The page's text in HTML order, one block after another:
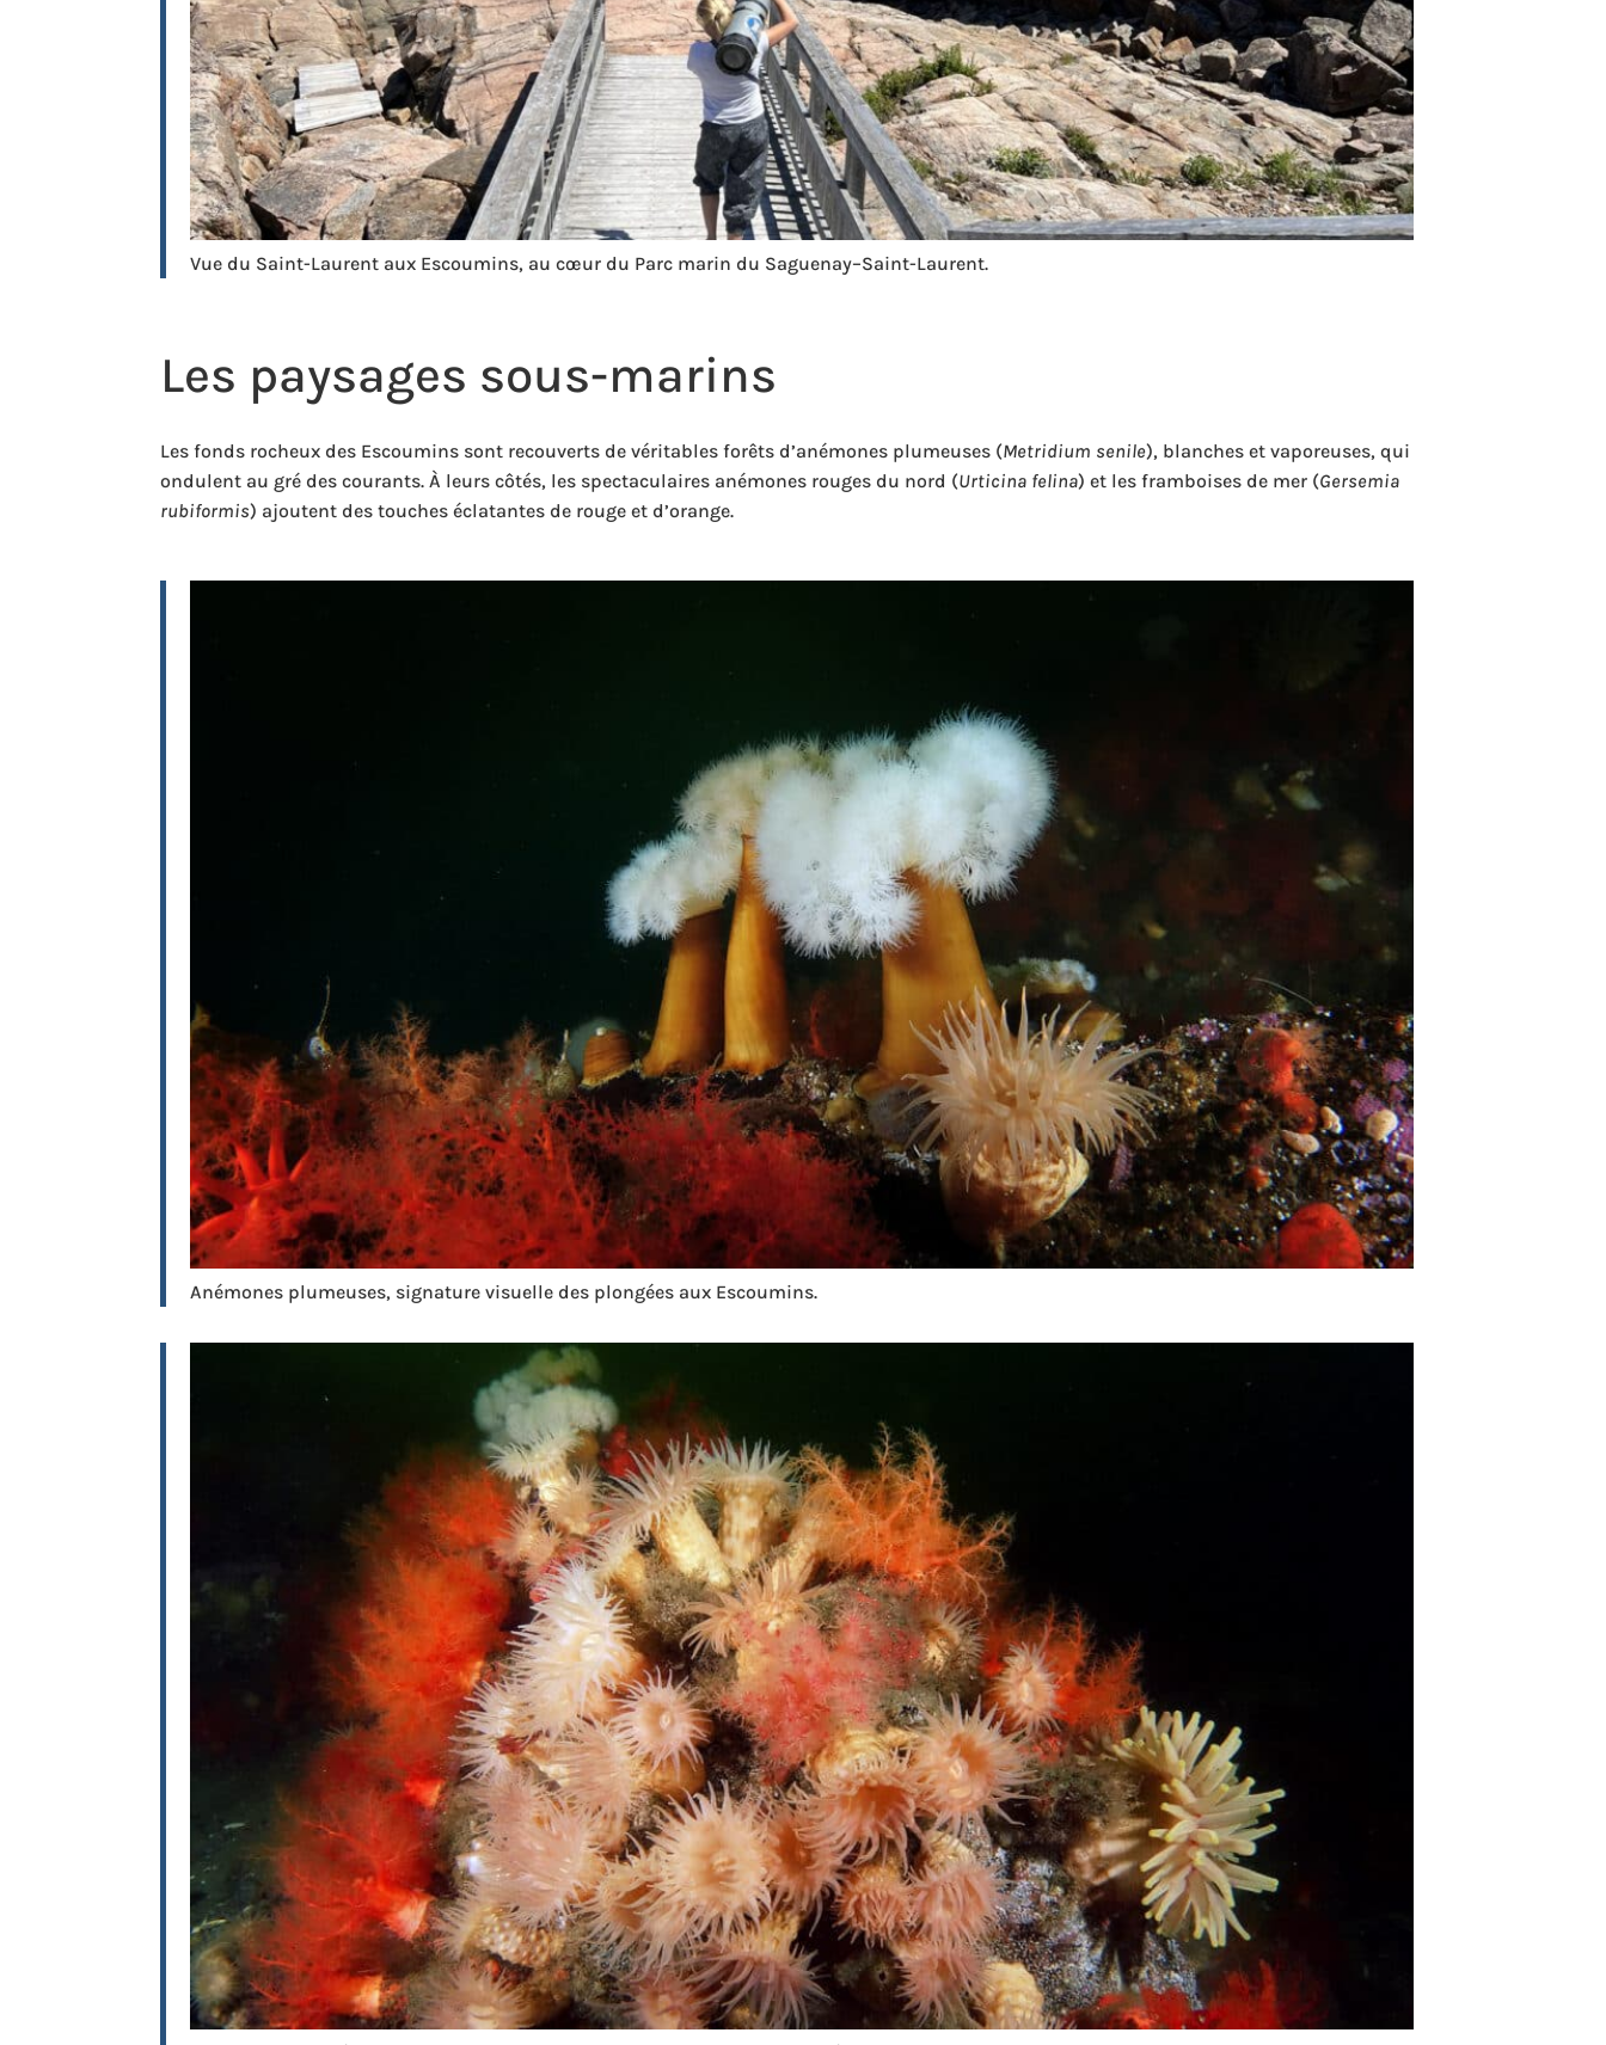
Vue du Saint-Laurent aux Escoumins, au cœur du Parc marin du Saguenay–Saint-Laurent.
Les paysages sous-marins
Les fonds rocheux des Escoumins sont recouverts de véritables forêts d’anémones plumeuses (Metridium senile), blanches et vaporeuses, qui
ondulent au gré des courants. À leurs côtés, les spectaculaires anémones rouges du nord (Urticina felina) et les framboises de mer (Gersemia
rubiformis) ajoutent des touches éclatantes de rouge et d’orange.
Anémones plumeuses, signature visuelle des plongées aux Escoumins.